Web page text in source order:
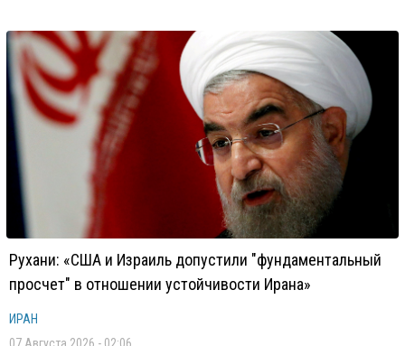
Рухани: «США и Израиль допустили "фундаментальный
просчет" в отношении устойчивости Ирана»
ИРАН